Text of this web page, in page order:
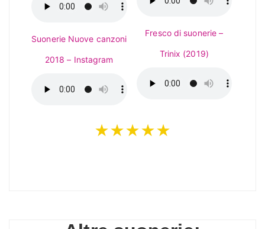
Suonerie Nuove canzoni
2018 – Instagram
Fresco di suonerie –
Trinix (2019)
★★★★★